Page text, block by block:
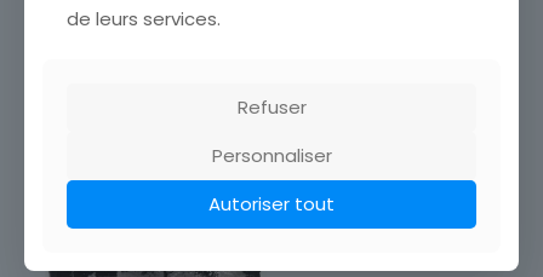
de leurs services.
Refuser
Personnaliser
Autoriser tout